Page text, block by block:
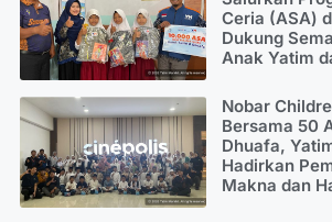
Ceria (ASA)
Dukung
Anak Yatim
Nobar
Bersama 50
Dhuafa,
Hadirkan
Makna dan